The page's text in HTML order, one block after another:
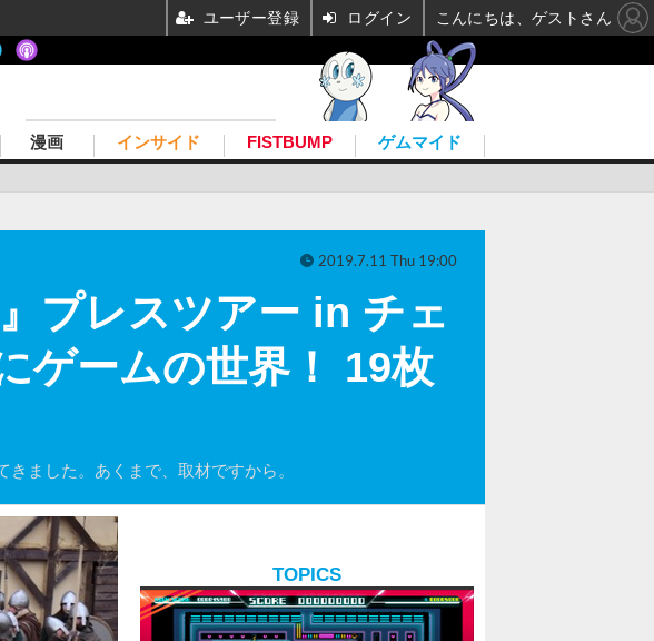
漫画 インサイド FISTBUMP ゲムマイド
プレスツアー in チェ
ゲームの世界！ 19枚
ました。あくまで、取材ですから。
2019.7.11 Thu 19:00
TOPICS
ユーザー登録 ログイン こんにちは、ゲストさん